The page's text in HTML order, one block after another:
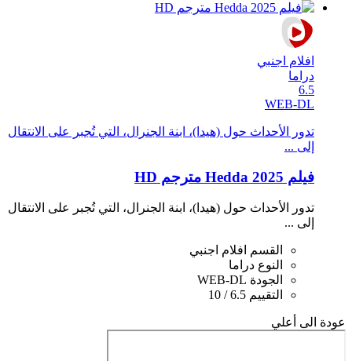
افلام اجنبي
دراما
6.5
WEB-DL
تدور الأحداث حول (هيدا)، ابنة الجنرال، التي تُجبر على الانتقال
إلى ...
فيلم Hedda 2025 مترجم HD
تدور الأحداث حول (هيدا)، ابنة الجنرال، التي تُجبر على الانتقال
إلى ...
القسم
افلام اجنبي
النوع دراما
الجودة WEB-DL
التقييم 6.5 / 10
عودة الى أعلي